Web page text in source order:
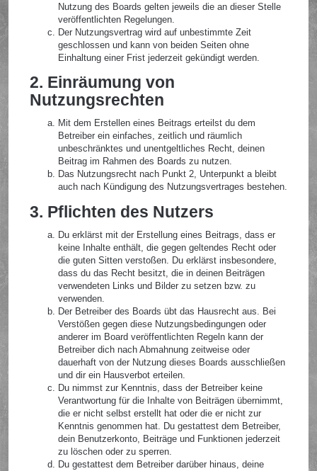
Nutzung des Boards gelten jeweils die an dieser Stelle
veröffentlichten Regelungen.
Der Nutzungsvertrag wird auf unbestimmte Zeit
geschlossen und kann von beiden Seiten ohne
Einhaltung einer Frist jederzeit gekündigt werden.
2. Einräumung von
Nutzungsrechten
Mit dem Erstellen eines Beitrags erteilst du dem
Betreiber ein einfaches, zeitlich und räumlich
unbeschränktes und unentgeltliches Recht, deinen
Beitrag im Rahmen des Boards zu nutzen.
Das Nutzungsrecht nach Punkt 2, Unterpunkt a bleibt
auch nach Kündigung des Nutzungsvertrages bestehen.
3. Pflichten des Nutzers
Du erklärst mit der Erstellung eines Beitrags, dass er
keine Inhalte enthält, die gegen geltendes Recht oder
die guten Sitten verstoßen. Du erklärst insbesondere,
dass du das Recht besitzt, die in deinen Beiträgen
verwendeten Links und Bilder zu setzen bzw. zu
verwenden.
Der Betreiber des Boards übt das Hausrecht aus. Bei
Verstößen gegen diese Nutzungsbedingungen oder
anderer im Board veröffentlichten Regeln kann der
Betreiber dich nach Abmahnung zeitweise oder
dauerhaft von der Nutzung dieses Boards ausschließen
und dir ein Hausverbot erteilen.
Du nimmst zur Kenntnis, dass der Betreiber keine
Verantwortung für die Inhalte von Beiträgen übernimmt,
die er nicht selbst erstellt hat oder die er nicht zur
Kenntnis genommen hat. Du gestattest dem Betreiber,
dein Benutzerkonto, Beiträge und Funktionen jederzeit
zu löschen oder zu sperren.
Du gestattest dem Betreiber darüber hinaus, deine